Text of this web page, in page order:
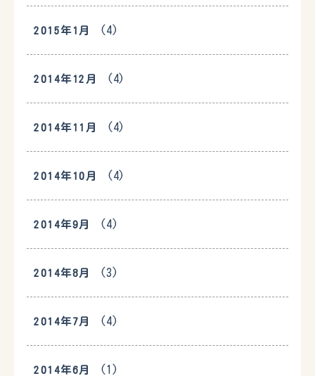
2015年1月 (4)
2014年12月 (4)
2014年11月 (4)
2014年10月 (4)
2014年9月 (4)
2014年8月 (3)
2014年7月 (4)
2014年6月 (1)